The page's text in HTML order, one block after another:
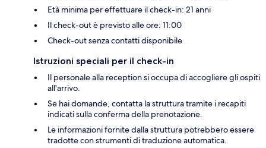
Età minima per effettuare il check-in: 21 anni
Il check-out è previsto alle ore: 11:00
Check-out senza contatti disponibile
Istruzioni speciali per il check-in
Il personale alla reception si occupa di accogliere gli ospiti
all'arrivo.
Se hai domande, contatta la struttura tramite i recapiti
indicati sulla conferma della prenotazione.
Le informazioni fornite dalla struttura potrebbero essere
tradotte con strumenti di traduzione automatica.